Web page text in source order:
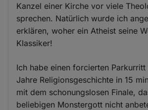
Kanzel einer Kirche vor viele
sprechen. Natürlich wurde ich
erklären, woher ein Atheist seine
Klassiker!
Ich habe einen forcierten
Jahre Religionsgeschichte in 15
mit dem schonungslosen Finale,
beliebigen Monstergott nicht